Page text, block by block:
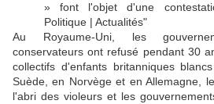
» font l'objet d'une
Politique | Actualités"
Au Royaume-Uni, les
conservateurs ont refusé pendant 30
collectifs d'enfants britanniques
Suède, en Norvège et en Allemagne,
l'abri des violeurs et les